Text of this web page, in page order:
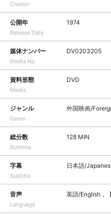
Creator
公開年
Release Date
1974
媒体ナンバー
Media No
DV0203205
資料形態
Media
DVD
ジャンル
Genre
外国映画/
総分数
Runtime
128 MIN
字幕
Subtitle
日本語/
音声
Language
英語/English，